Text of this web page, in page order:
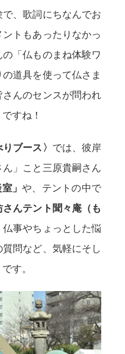
で、歌詞にちなんでお
トもあったりなかっ
「仏ものまね体験ワ
道具を使って仏さま
んのセンスが問われ
すね！
ブース〉 では、彼岸
」こと三原貴嗣さん
室」や、テントの中で
さんテント聞々庵（も
仏事やちょっとした悩
問など、気軽にそし
す。